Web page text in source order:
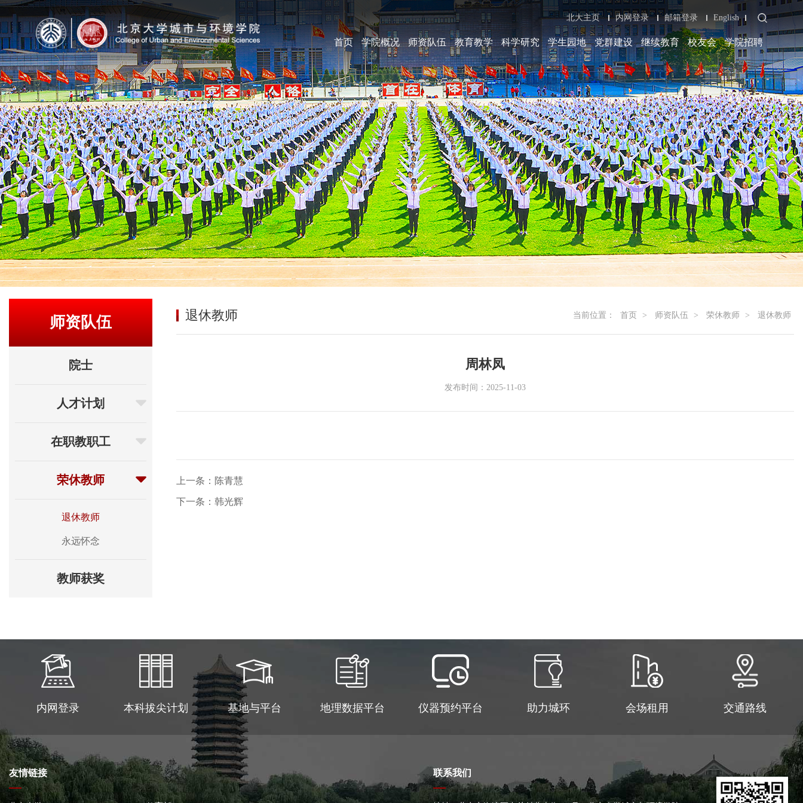
北大主页 内网登录 邮箱登录 English
首页 学院概况 师资队伍 教育教学 科学研究 学生园地 党群建设 继续教育 校友会 学院招聘
师资队伍
院士
人才计划
在职教职工
荣休教师
退休教师
永远怀念
教师获奖
退休教师 当前位置： 首页 > 师资队伍 > 荣休教师 > 退休教师
周林凤
发布时间：2025-11-03
上一条：陈青慧
下一条：韩光辉
内网登录 本科拔尖计划 基地与平台 地理数据平台 仪器预约平台 助力城环 会场租用 交通路线
友情链接 联系我们